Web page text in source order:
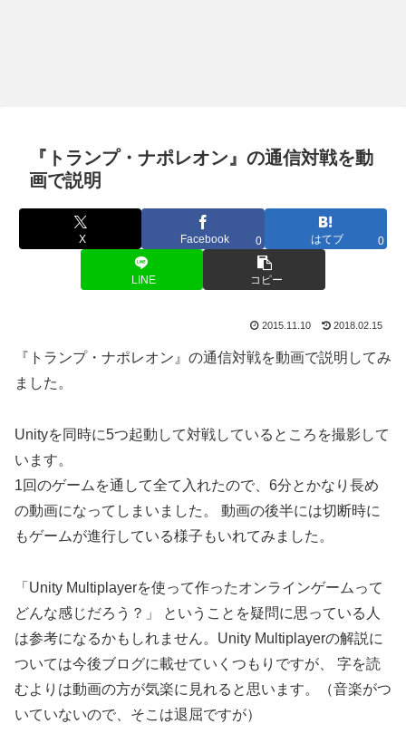
『トランプ・ナポレオン』の通信対戦を動
画で説明
X Facebook 0 はてブ 0
LINE コピー
2015.11.10 2018.02.15
『トランプ・ナポレオン』の通信対戦を動画で説明してみ
ました。
Unityを同時に5つ起動して対戦しているところを撮影して
います。
1回のゲームを通して全て入れたので、6分とかなり長め
の動画になってしまいました。 動画の後半には切断時に
もゲームが進行している様子もいれてみました。
「Unity Multiplayerを使って作ったオンラインゲームって
どんな感じだろう？」 ということを疑問に思っている人
は参考になるかもしれません。Unity Multiplayerの解説に
ついては今後ブログに載せていくつもりですが、 字を読
むよりは動画の方が気楽に見れると思います。（音楽がつ
いていないので、そこは退屈ですが）